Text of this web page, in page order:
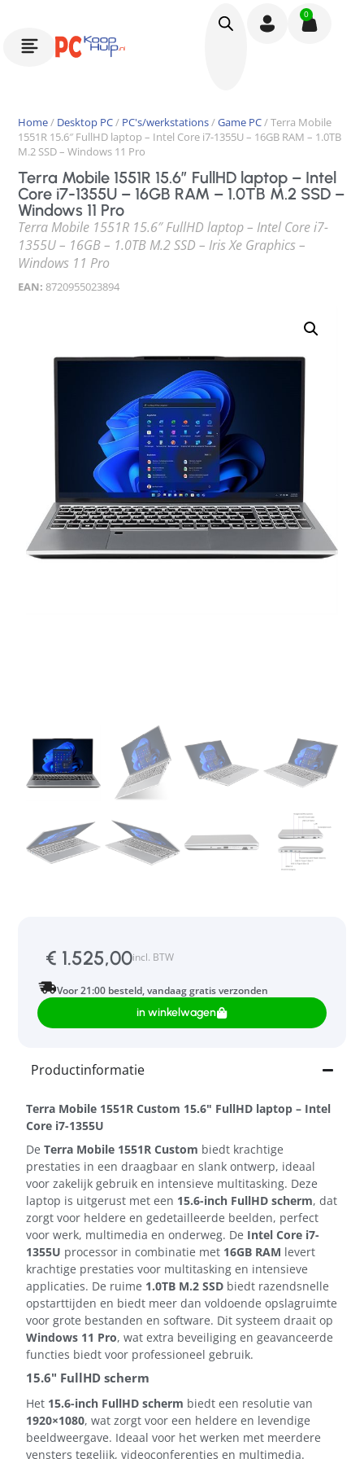
0
Home/ Desktop PC/ PC's/werkstations/Game PC/ Terra Mobile
1551R 15.6″ FullHD laptop – Intel Core i7-1355U – 16GB RAM – 1.0TB
M.2 SSD – Windows 11 Pro
Terra Mobile 1551R 15.6″ FullHD laptop – Intel
Core i7-1355U – 16GB RAM – 1.0TB M.2 SSD –
Windows 11 Pro
Terra Mobile 1551R 15.6″ FullHD laptop – Intel Core i7-
1355U – 16GB – 1.0TB M.2 SSD – Iris Xe Graphics –
Windows 11 Pro
EAN: 8720955023894
€ 1.525,00incl. BTW
Voor 21:00 besteld, vandaag gratis verzonden
in winkelwagen
Productinformatie
Terra Mobile 1551R Custom 15.6" FullHD laptop – Intel
Core i7-1355U
De Terra Mobile 1551R Custom biedt krachtige
prestaties in een draagbaar en slank ontwerp, ideaal
voor zakelijk gebruik en intensieve multitasking. Deze
laptop is uitgerust met een 15.6-inch FullHD scherm, dat
zorgt voor heldere en gedetailleerde beelden, perfect
voor werk, multimedia en onderweg. De Intel Core i7-
1355U processor in combinatie met 16GB RAM levert
krachtige prestaties voor multitasking en intensieve
applicaties. De ruime 1.0TB M.2 SSD biedt razendsnelle
opstarttijden en biedt meer dan voldoende opslagruimte
voor grote bestanden en software. Dit systeem draait op
Windows 11 Pro, wat extra beveiliging en geavanceerde
functies biedt voor professioneel gebruik.
15.6" FullHD scherm
Het 15.6-inch FullHD scherm biedt een resolutie van
1920×1080, wat zorgt voor een heldere en levendige
beeldweergave. Ideaal voor het werken met meerdere
vensters tegelijk, videoconferenties en multimedia.